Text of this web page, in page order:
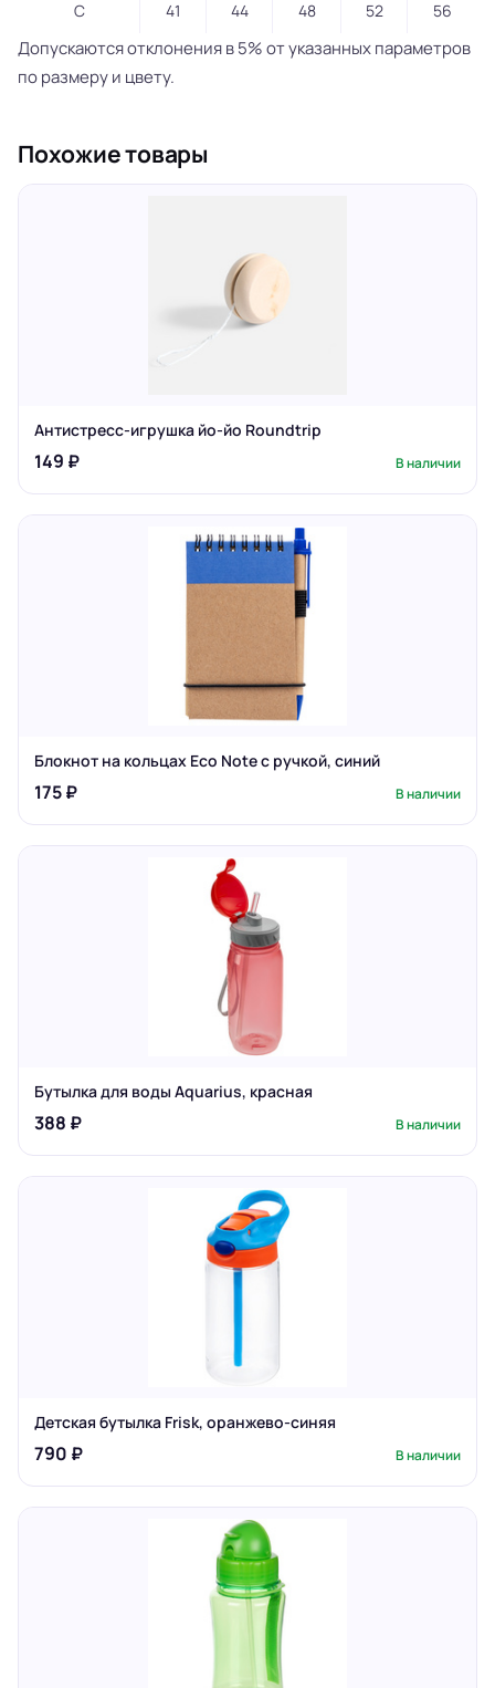
C 41 44 48 52 56
Допускаются отклонения в 5% от указанных параметров
по размеру и цвету.
Похожие товары
Антистресс-игрушка йо-йо Roundtrip
149 ₽ В наличии
Блокнот на кольцах Eco Note с ручкой, синий
175 ₽ В наличии
Бутылка для воды Aquarius, красная
388 ₽ В наличии
Детская бутылка Frisk, оранжево-синяя
790 ₽ В наличии